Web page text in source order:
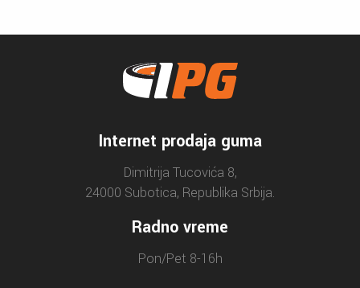
Internet prodaja guma
Dimitrija Tucovića 8,
24000 Subotica, Republika Srbija.
Radno vreme
Pon/Pet 8-16h